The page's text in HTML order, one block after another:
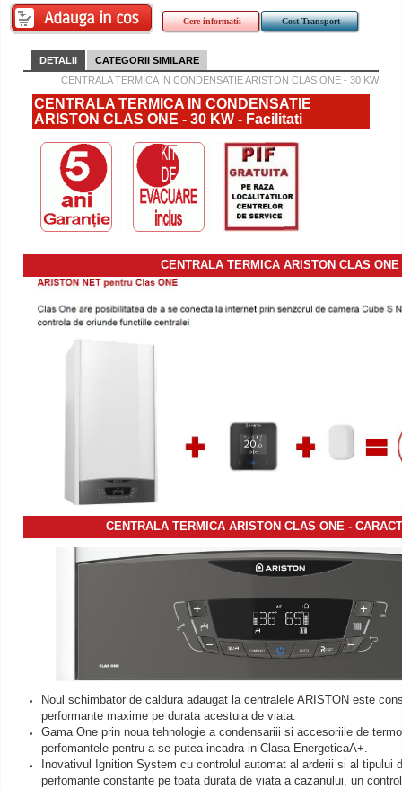
Cere informatii Cost Transport
DETALII
CATEGORII SIMILARE
CENTRALA TERMICA IN CONDENSATIE ARISTON CLAS ONE - 30 KW
CENTRALA TERMICA IN CONDENSATIE
ARISTON CLAS ONE - 30 KW - Facilitati
CENTRALA TERMICA ARISTON CLAS ONE
CENTRALA TERMICA ARISTON CLAS ONE -
Noul schimbator de caldura adaugat la centralele ARISTON este
performante maxime pe durata acestuia de viata.
Gama One prin noua tehnologie a condensariii si accesoriile de
perfomantele pentru a se putea incadra in Clasa EnergeticaA+.
Inovativul Ignition System cu controlul automat al arderii si al tipului
perfomante constante pe toata durata de viata a cazanului, un